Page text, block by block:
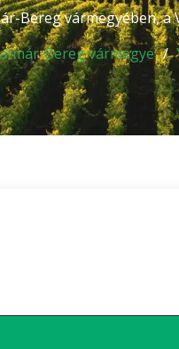
Bereg vármegyében,
Bereg vármegye